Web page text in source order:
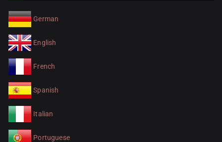
German
English
French
Spanish
Italian
Portuguese